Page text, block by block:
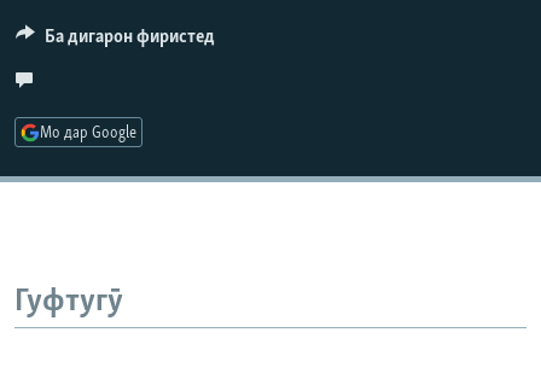
Ба дигарон фиристед
Мо дар Google
Гуфтугӯ